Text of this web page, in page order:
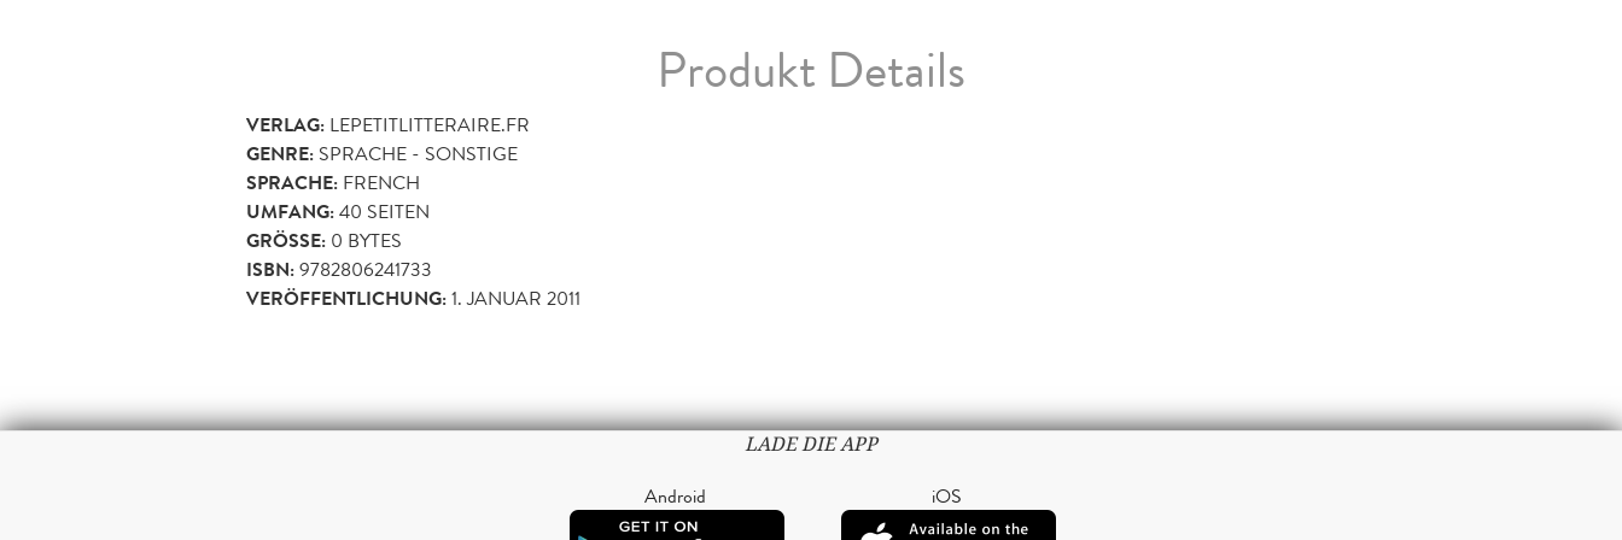
Produkt Details
VERLAG: LEPETITLITTERAIRE.FR
GENRE: SPRACHE - SONSTIGE
SPRACHE: FRENCH
UMFANG:40 SEITEN
GRÖSSE: 0 BYTES
ISBN:9782806241733
VERÖFFENTLICHUNG:1. JANUAR 2011
LADE DIE APP
Android iOS